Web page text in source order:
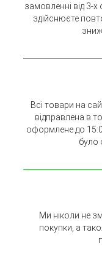
замовленні від 3-
здійснюєте
Всі товари на
відправлена в
оформлене до
було
Ми ніколи не
покупки, а